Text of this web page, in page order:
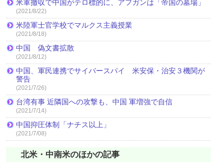
米軍撤収で中国がテロ標的に、アフガンは「帝国の墓場」
(2021/8/22)
米陸軍士官学校でマルクス主義授業
(2021/8/18)
中国 偽文書拡散
(2021/8/12)
中国、軍民連携でサイバースパイ 米安保・治安３機関が
警告
(2021/7/26)
台湾有事 近隣国への攻撃も、中国 軍増強で自信
(2021/7/14)
中国抑圧体制「ナチス以上」
(2021/7/08)
北米・中南米のほかの記事